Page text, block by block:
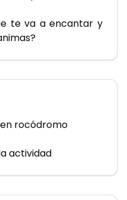
te va a encantar y
rocódromo
actividad